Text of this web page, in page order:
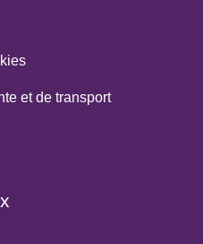
et de transport